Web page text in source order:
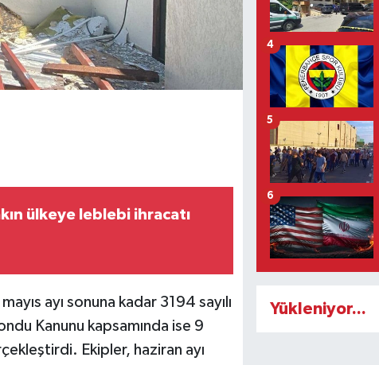
ülkeye leblebi ihracatı
ayı sonuna kadar 3194 sayılı
Kanunu kapsamında ise 9
Ekipler, haziran ayı
4
5
6
Yükleniyor...